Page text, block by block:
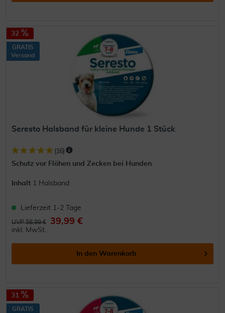
32
GRATIS
Versand
Seresto Halsband für kleine Hunde 1 Stück
(16)
Schutz vor Flöhen und Zecken bei Hunden
Inhalt 1 Halsband
Lieferzeit 1-2 Tage
UVP 58,99 € 39,99 €
inkl. MwSt.
In den Warenkorb
31
GRATIS